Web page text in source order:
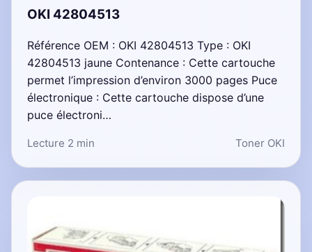
OKI 42804513
Référence OEM : OKI 42804513 Type : OKI
42804513 jaune Contenance : Cette cartouche
permet l’impression d’environ 3000 pages Puce
électronique : Cette cartouche dispose d’une
puce électroni…
Lecture 2 min Toner OKI